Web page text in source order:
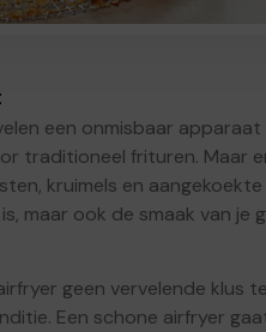
een onmisbaar apparaat
traditioneel frituren. Maar
kruimels en
maar ook de smaak van
geen vervelende klus
Een schone airfryer